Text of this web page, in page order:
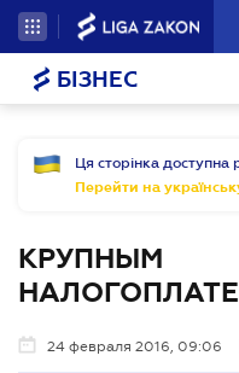
БІЗНЕС
Ця сторінка
Перейти на
КРУПНЫМ
24 февраля 2016, 09:06